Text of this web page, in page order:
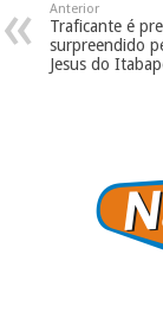
Anterior
Traficante é
surpreendido
Jesus do